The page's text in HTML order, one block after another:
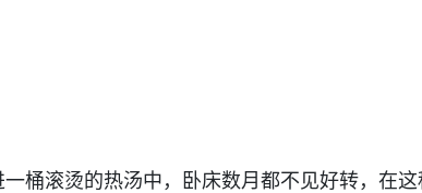
滚烫的热汤中，卧床数月都不见好转，在这